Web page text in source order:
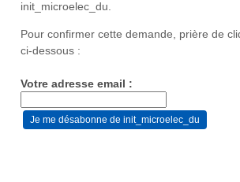
init_microelec_du.
Pour confirmer cette demande, prière de
ci-dessous :
Votre adresse email :